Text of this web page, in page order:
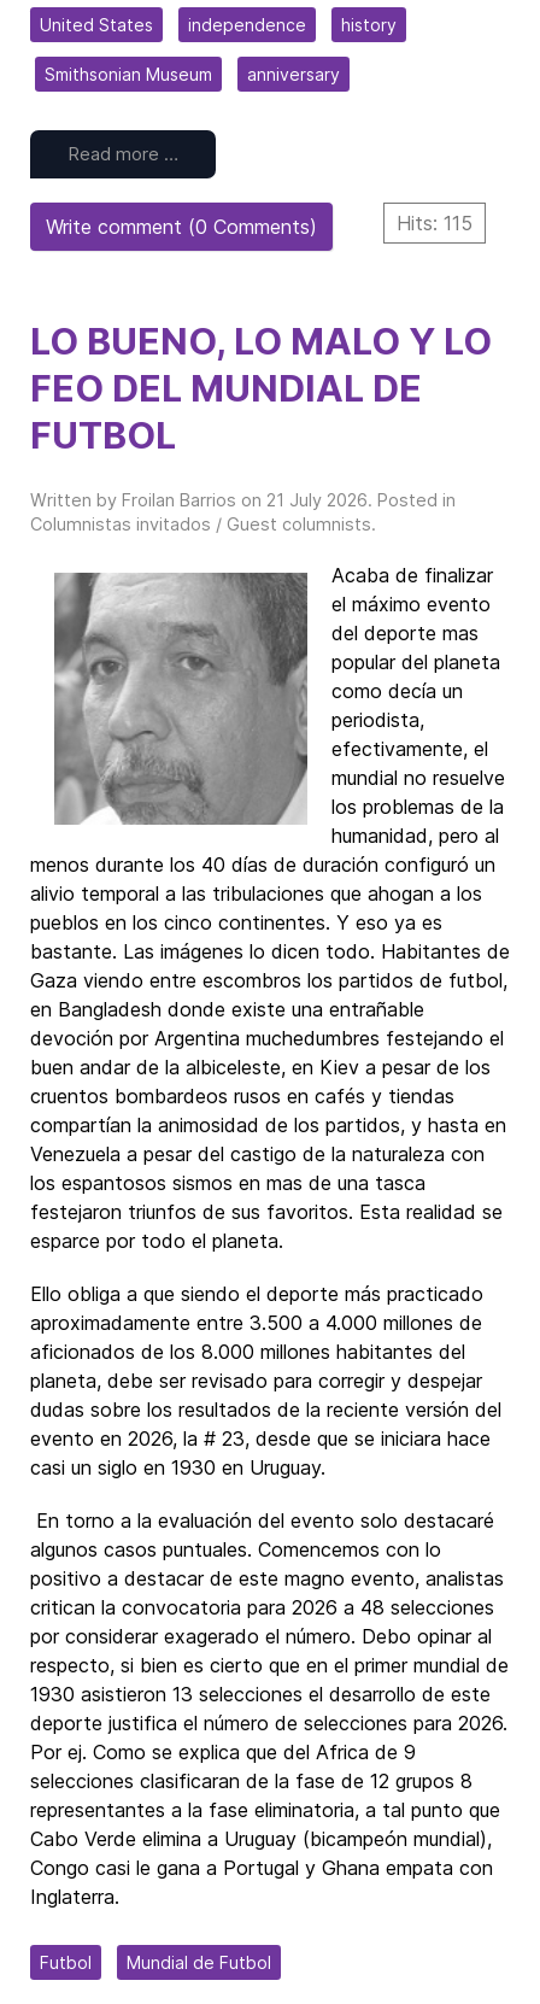
United States independence history
Smithsonian Museum anniversary
Read more …
Hits: 115
Write comment (0 Comments)
LO BUENO, LO MALO Y LO
FEO DEL MUNDIAL DE
FUTBOL
Written by Froilan Barrios on 21 July 2026. Posted in
Columnistas invitados / Guest columnists.
Acaba de finalizar
el máximo evento
del deporte mas
popular del planeta
como decía un
periodista,
efectivamente, el
mundial no resuelve
los problemas de la
humanidad, pero al
menos durante los 40 días de duración configuró un
alivio temporal a las tribulaciones que ahogan a los
pueblos en los cinco continentes. Y eso ya es
bastante. Las imágenes lo dicen todo. Habitantes de
Gaza viendo entre escombros los partidos de futbol,
en Bangladesh donde existe una entrañable
devoción por Argentina muchedumbres festejando el
buen andar de la albiceleste, en Kiev a pesar de los
cruentos bombardeos rusos en cafés y tiendas
compartían la animosidad de los partidos, y hasta en
Venezuela a pesar del castigo de la naturaleza con
los espantosos sismos en mas de una tasca
festejaron triunfos de sus favoritos. Esta realidad se
esparce por todo el planeta.
Ello obliga a que siendo el deporte más practicado
aproximadamente entre 3.500 a 4.000 millones de
aficionados de los 8.000 millones habitantes del
planeta, debe ser revisado para corregir y despejar
dudas sobre los resultados de la reciente versión del
evento en 2026, la # 23, desde que se iniciara hace
casi un siglo en 1930 en Uruguay.
En torno a la evaluación del evento solo destacaré
algunos casos puntuales. Comencemos con lo
positivo a destacar de este magno evento, analistas
critican la convocatoria para 2026 a 48 selecciones
por considerar exagerado el número. Debo opinar al
respecto, si bien es cierto que en el primer mundial de
1930 asistieron 13 selecciones el desarrollo de este
deporte justifica el número de selecciones para 2026.
Por ej. Como se explica que del Africa de 9
selecciones clasificaran de la fase de 12 grupos 8
representantes a la fase eliminatoria, a tal punto que
Cabo Verde elimina a Uruguay (bicampeón mundial),
Congo casi le gana a Portugal y Ghana empata con
Inglaterra.
Futbol Mundial de Futbol